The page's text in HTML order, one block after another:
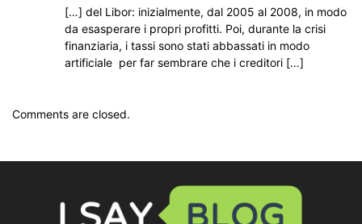
[…] del Libor: inizialmente, dal 2005 al 2008, in modo
da esasperare i propri profitti. Poi, durante la crisi
finanziaria, i tassi sono stati abbassati in modo
artificiale per far sembrare che i creditori […]
Comments are closed.